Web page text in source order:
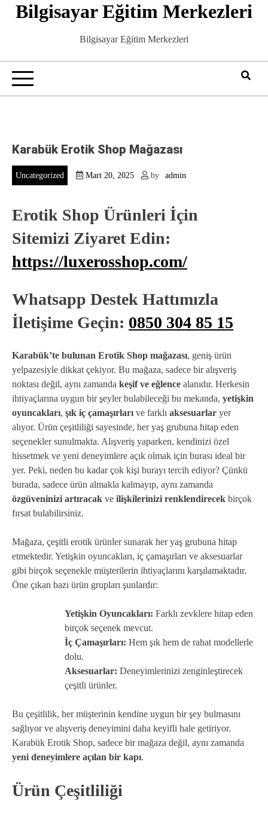
SkipBilgisayar Eğitim Merkezleri
Bilgisayar Eğitim Merkezleri
Karabük Erotik Shop Mağazası
Uncategorized Mart 20, 2025 by admin
Erotik Shop Ürünleri İçin
Sitemizi Ziyaret Edin:
https://luxerosshop.com/
Whatsapp Destek Hattımızla
İletişime Geçin: 0850 304 85 15
Karabük’te bulunan Erotik Shop mağazası, geniş ürün
yelpazesiyle dikkat çekiyor. Bu mağaza, sadece bir alışveriş
noktası değil, aynı zamanda keşif ve eğlence alanıdır. Herkesin
ihtiyaçlarına uygun bir şeyler bulabileceği bu mekanda, yetişkin
oyuncakları, şık iç çamaşırları ve farklı aksesuarlar yer
alıyor. Ürün çeşitliliği sayesinde, her yaş grubuna hitap eden
seçenekler sunulmakta. Alışveriş yaparken, kendinizi özel
hissetmek ve yeni deneyimlere açık olmak için burası ideal bir
yer. Peki, neden bu kadar çok kişi burayı tercih ediyor? Çünkü
burada, sadece ürün almakla kalmayıp, aynı zamanda
özgüveninizi artıracak ve ilişkilerinizi renklendirecek birçok
fırsat bulabilirsiniz.
Mağaza, çeşitli erotik ürünler sunarak her yaş grubuna hitap
etmektedir. Yetişkin oyuncakları, iç çamaşırları ve aksesuarlar
gibi birçok seçenekle müşterilerin ihtiyaçlarını karşılamaktadır.
Öne çıkan bazı ürün grupları şunlardır:
Yetişkin Oyuncakları: Farklı zevklere hitap eden
birçok seçenek mevcut.
İç Çamaşırları: Hem şık hem de rahat modellerle
dolu.
Aksesuarlar: Deneyimlerinizi zenginleştirecek
çeşitli ürünler.
Bu çeşitlilik, her müşterinin kendine uygun bir şey bulmasını
sağlıyor ve alışveriş deneyimini daha keyifli hale getiriyor.
Karabük Erotik Shop, sadece bir mağaza değil, aynı zamanda
yeni deneyimlere açılan bir kapı.
Ürün Çeşitliliği